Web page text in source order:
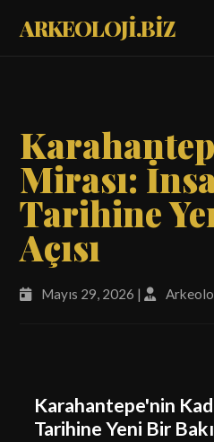
ARKEOLOJİ.BİZ
Mirası:
Tarihine
Açısı
Mayıs 29, 2026 |
Karahantepe'nin
Tarihine Yeni Bir